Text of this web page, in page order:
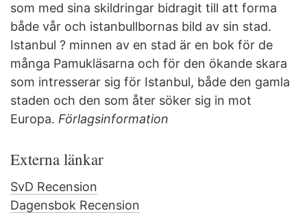
som med sina skildringar bidragit till att forma
både vår och istanbullbornas bild av sin stad.
Istanbul ? minnen av en stad är en bok för de
många Pamukläsarna och för den ökande skara
som intresserar sig för Istanbul, både den gamla
staden och den som åter söker sig in mot
Europa. Förlagsinformation
Externa länkar
SvD Recension
Dagensbok Recension